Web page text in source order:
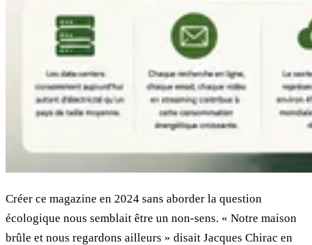
Créer ce magazine en 2024 sans aborder la question
écologique nous semblait être un non-sens. « Notre maison
brûle et nous regardons ailleurs » disait Jacques Chirac en